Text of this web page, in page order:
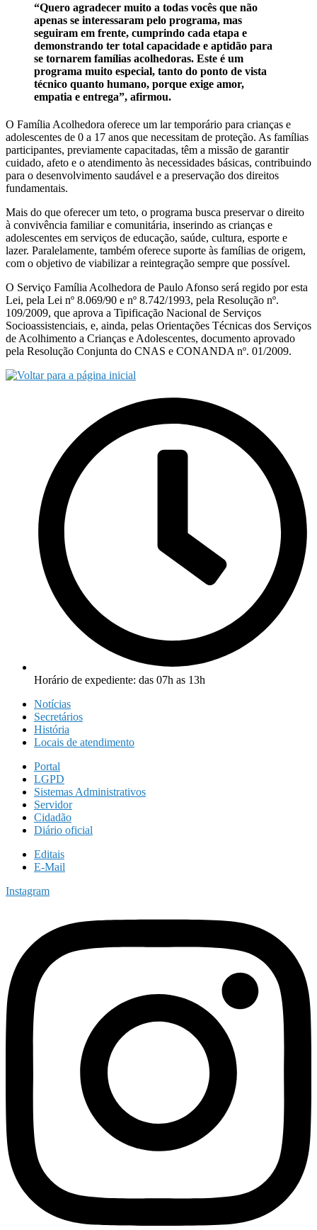
“Quero agradecer muito a todas vocês que não
apenas se interessaram pelo programa, mas
seguiram em frente, cumprindo cada etapa e
demonstrando ter total capacidade e aptidão para
se tornarem famílias acolhedoras. Este é um
programa muito especial, tanto do ponto de vista
técnico quanto humano, porque exige amor,
empatia e entrega”, afirmou.
O Família Acolhedora oferece um lar temporário para crianças e
adolescentes de 0 a 17 anos que necessitam de proteção. As famílias
participantes, previamente capacitadas, têm a missão de garantir
cuidado, afeto e o atendimento às necessidades básicas, contribuindo
para o desenvolvimento saudável e a preservação dos direitos
fundamentais.
Mais do que oferecer um teto, o programa busca preservar o direito
à convivência familiar e comunitária, inserindo as crianças e
adolescentes em serviços de educação, saúde, cultura, esporte e
lazer. Paralelamente, também oferece suporte às famílias de origem,
com o objetivo de viabilizar a reintegração sempre que possível.
O Serviço Família Acolhedora de Paulo Afonso será regido por esta
Lei, pela Lei nº 8.069/90 e nº 8.742/1993, pela Resolução nº.
109/2009, que aprova a Tipificação Nacional de Serviços
Socioassistenciais, e, ainda, pelas Orientações Técnicas dos Serviços
de Acolhimento a Crianças e Adolescentes, documento aprovado
pela Resolução Conjunta do CNAS e CONANDA nº. 01/2009.
Horário de expediente: das 07h as 13h
Notícias
Secretários
História
Locais de atendimento
Portal
LGPD
Sistemas Administrativos
Servidor
Cidadão
Diário oficial
Editais
E-Mail
Instagram